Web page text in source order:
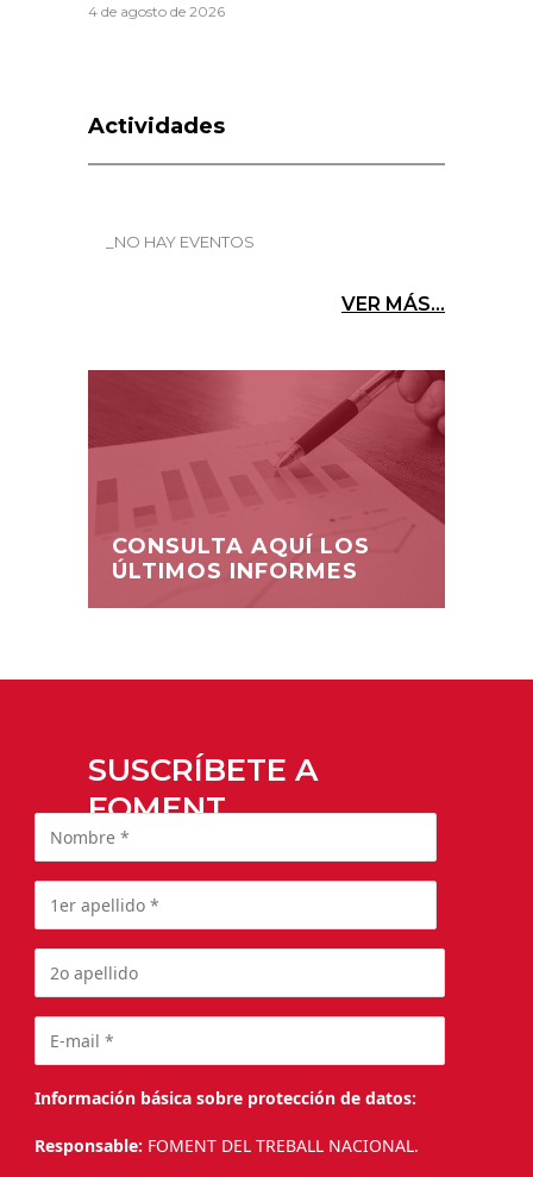
4 de agosto de 2026
Actividades
_NO HAY EVENTOS
VER MÁS...
CONSULTA AQUÍ LOS
ÚLTIMOS INFORMES
SUSCRÍBETE A
FOMENT
Información básica sobre protección de datos:
Responsable: FOMENT DEL TREBALL NACIONAL.